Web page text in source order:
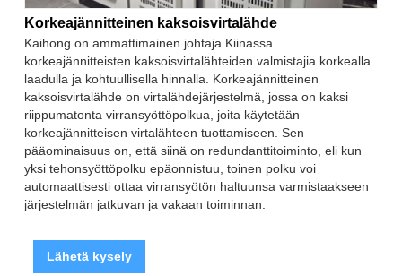
Korkeajännitteinen kaksoisvirtalähde
Kaihong on ammattimainen johtaja Kiinassa
korkeajännitteisten kaksoisvirtalähteiden valmistajia korkealla
laadulla ja kohtuullisella hinnalla. Korkeajännitteinen
kaksoisvirtalähde on virtalähdejärjestelmä, jossa on kaksi
riippumatonta virransyöttöpolkua, joita käytetään
korkeajännitteisen virtalähteen tuottamiseen. Sen
pääominaisuus on, että siinä on redundanttitoiminto, eli kun
yksi tehonsyöttöpolku epäonnistuu, toinen polku voi
automaattisesti ottaa virransyötön haltuunsa varmistaakseen
järjestelmän jatkuvan ja vakaan toiminnan.
Lähetä kysely